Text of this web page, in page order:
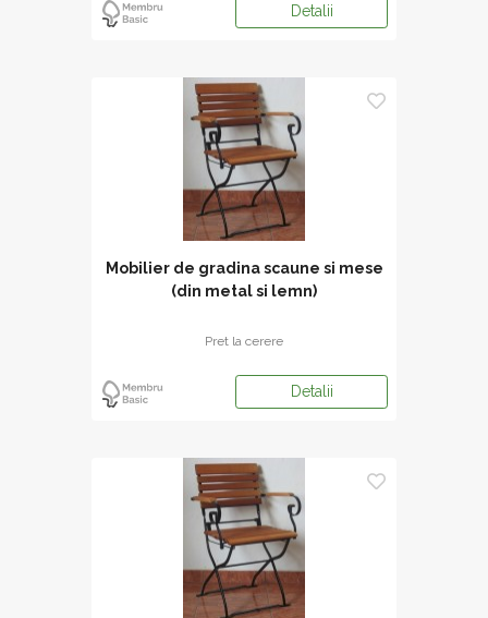
Detalii
Mobilier de gradina scaune si mese
(din metal si lemn)
Pret la cerere
Detalii